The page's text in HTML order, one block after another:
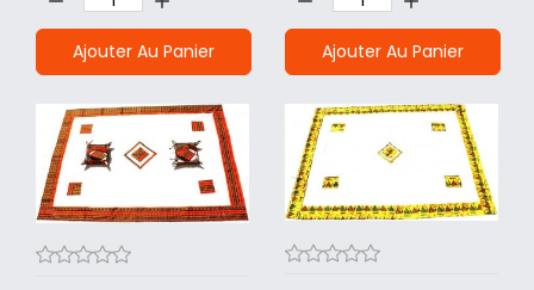
Ajouter Au Panier Ajouter Au Panier